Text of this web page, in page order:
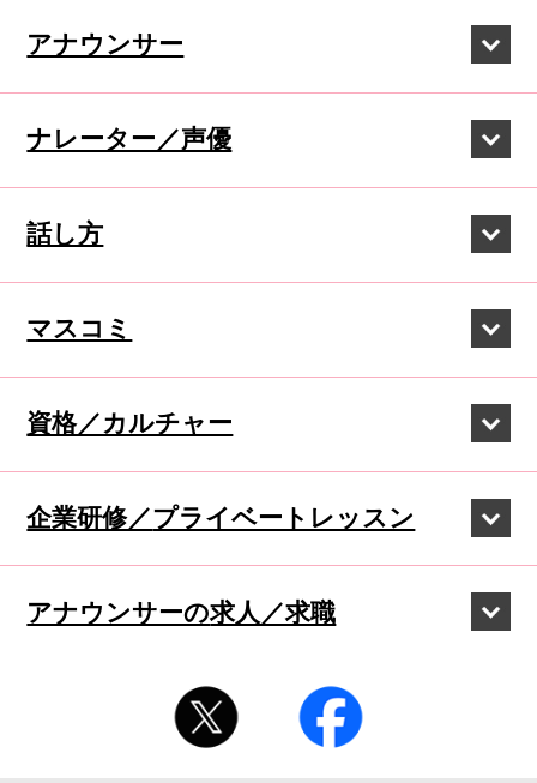
アナウンサー
ナレーター／声優
話し方
マスコミ
資格／カルチャー
企業研修／プライベートレッスン
アナウンサーの求人／求職